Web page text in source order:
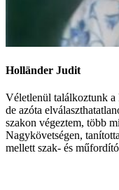
Holländer Judit
Véletlenül találkoztunk a
de azóta
szakon végeztem, több
Nagykövetségen,
mellett szak- és